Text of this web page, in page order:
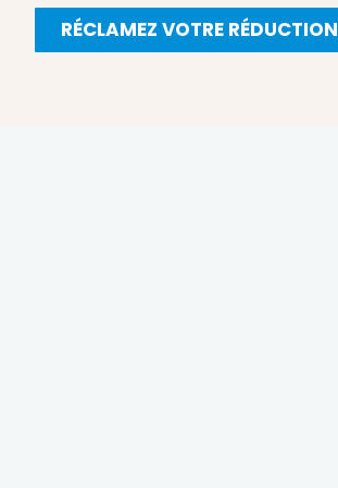
RÉCLAMEZ VOTRE RÉDUCTION